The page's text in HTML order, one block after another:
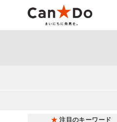
注目のキーワード